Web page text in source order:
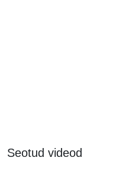
Seotud videod